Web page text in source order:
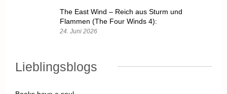
The East Wind – Reich aus Sturm und
Flammen (The Four Winds 4):
24. Juni 2026
Lieblingsblogs